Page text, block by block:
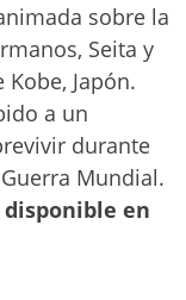
sobre la
Seita y
Japón.
a un
durante
Mundial.
en